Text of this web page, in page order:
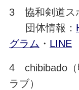
3 協和剣道ス
団体情報：
グラム ・ LINE
4 chibibado（
ラブ）